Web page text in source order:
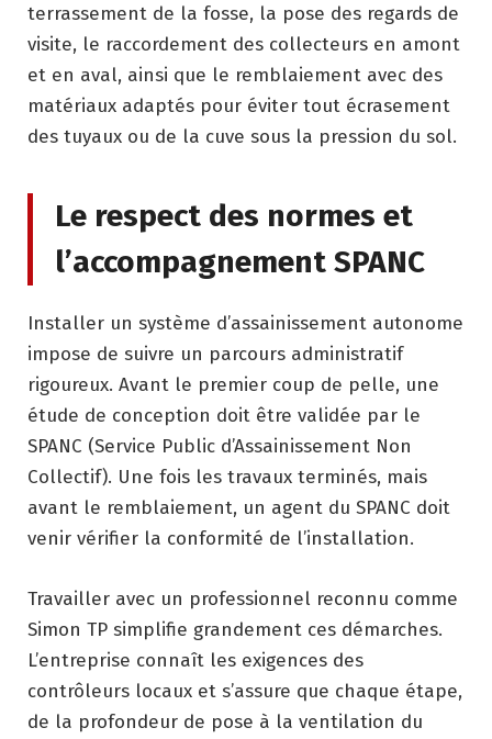
terrassement de la fosse, la pose des regards de
visite, le raccordement des collecteurs en amont
et en aval, ainsi que le remblaiement avec des
matériaux adaptés pour éviter tout écrasement
des tuyaux ou de la cuve sous la pression du sol.
Le respect des normes et
l’accompagnement SPANC
Installer un système d’assainissement autonome
impose de suivre un parcours administratif
rigoureux. Avant le premier coup de pelle, une
étude de conception doit être validée par le
SPANC (Service Public d’Assainissement Non
Collectif). Une fois les travaux terminés, mais
avant le remblaiement, un agent du SPANC doit
venir vérifier la conformité de l’installation.
Travailler avec un professionnel reconnu comme
Simon TP simplifie grandement ces démarches.
L’entreprise connaît les exigences des
contrôleurs locaux et s’assure que chaque étape,
de la profondeur de pose à la ventilation du